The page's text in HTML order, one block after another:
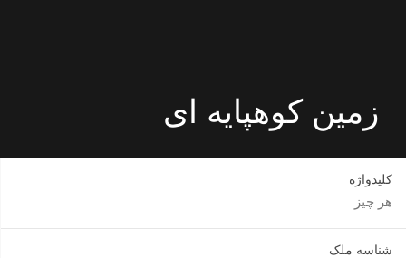
زمین کوهپایه ای
کلیدواژه
شناسه ملک